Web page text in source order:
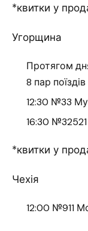
*квитки у
Угорщина
Протягом
8 пар
12:30 №33
16:30
*квитки у
Чехія
12:00 №911